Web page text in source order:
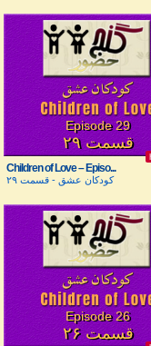
Episode 29
قسمت ۲۹
Children of Love – Episo...
کودکان عشق - قسمت ۲۹
Episode 26
قسمت ۲۶